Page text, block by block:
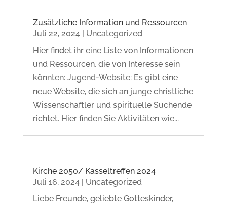
Zusätzliche Information und Ressourcen
Juli 22, 2024| Uncategorized
Hier findet ihr eine Liste von Informationen
und Ressourcen, die von Interesse sein
könnten: Jugend-Website: Es gibt eine
neue Website, die sich an junge christliche
Wissenschaftler und spirituelle Suchende
richtet. Hier finden Sie Aktivitäten wie...
Kirche 2050/ Kasseltreffen 2024
Juli 16, 2024| Uncategorized
Liebe Freunde, geliebte Gotteskinder,